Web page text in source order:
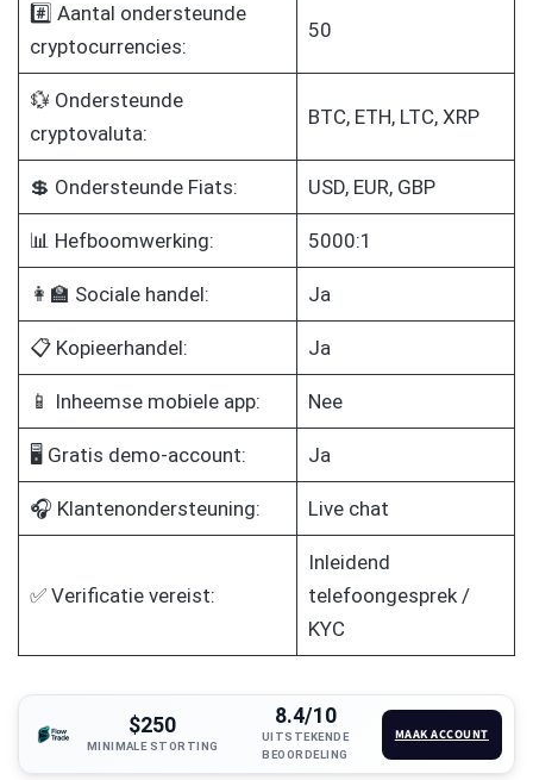
#️⃣ Aantal ondersteunde
cryptocurrencies:
50
💱 Ondersteunde
cryptovaluta:
BTC, ETH, LTC, XRP
💲 Ondersteunde Fiats: USD, EUR, GBP
📊 Hefboomwerking: 5000:1
👩‍🏫 Sociale handel: Ja
📋 Kopieerhandel: Ja
📱 Inheemse mobiele app: Nee
🖥️ Gratis demo-account: Ja
🎧 Klantenondersteuning: Live chat
✅ Verificatie vereist:
Inleidend
telefoongesprek /
KYC
$250
MINIMALE STORTING
8.4/10
UITSTEKENDE
BEOORDELING
MAAK ACCOUNT